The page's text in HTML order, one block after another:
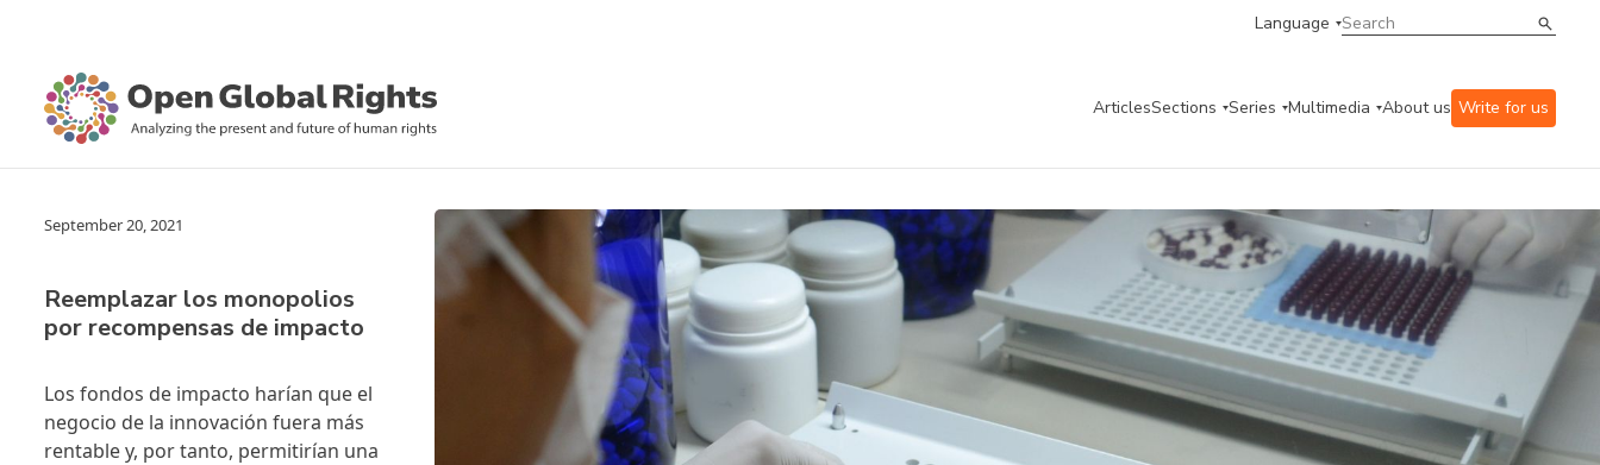
Language
ArticlesSections Series Multimedia About us Write for us
September 20, 2021
Reemplazar los monopolios
por recompensas de impacto
Los fondos de impacto harían que el
negocio de la innovación fuera más
rentable y, por tanto, permitirían una